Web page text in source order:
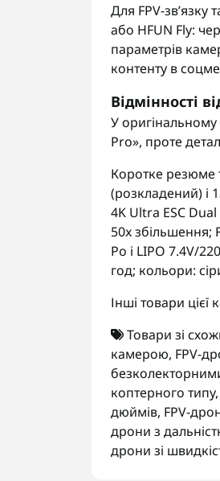
Для FPV-
або HFUN Fly:
параметрів
контенту в
Відмінності
У оригінальному
Pro», проте
Коротке резюме
(розкладений) і
4K Ultra ESC
50x збільшення;
Po і LIPO 7.4V/
год; кольори:
Інші товари цієї
Товари зі
камерою, FPV-
коптерного типу,
дюймів, FPV-
дрони з
дрони зі